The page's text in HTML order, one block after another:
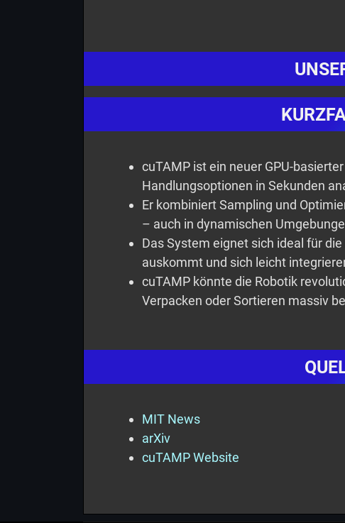
cuTAMP ist ein neuer GPU-
Handlungsoptionen in Sekunden
Er kombiniert Sampling und
– auch in dynamischen
Das System eignet sich ideal für
auskommt und sich leicht
cuTAMP könnte die Robotik
Verpacken oder Sortieren massiv
MIT News
arXiv
cuTAMP Website